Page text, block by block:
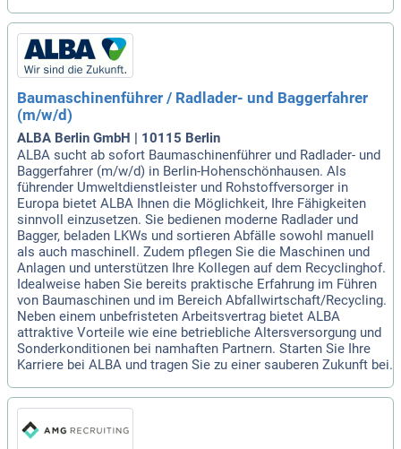
Baumaschinenführer / Radlader- und Baggerfahrer
(m/w/d)
ALBA Berlin GmbH | 10115 Berlin
ALBA sucht ab sofort Baumaschinenführer und Radlader- und
Baggerfahrer (m/w/d) in Berlin-Hohenschönhausen. Als
führender Umweltdienstleister und Rohstoffversorger in
Europa bietet ALBA Ihnen die Möglichkeit, Ihre Fähigkeiten
sinnvoll einzusetzen. Sie bedienen moderne Radlader und
Bagger, beladen LKWs und sortieren Abfälle sowohl manuell
als auch maschinell. Zudem pflegen Sie die Maschinen und
Anlagen und unterstützen Ihre Kollegen auf dem Recyclinghof.
Idealweise haben Sie bereits praktische Erfahrung im Führen
von Baumaschinen und im Bereich Abfallwirtschaft/Recycling.
Neben einem unbefristeten Arbeitsvertrag bietet ALBA
attraktive Vorteile wie eine betriebliche Altersversorgung und
Sonderkonditionen bei namhaften Partnern. Starten Sie Ihre
Karriere bei ALBA und tragen Sie zu einer sauberen Zukunft bei.